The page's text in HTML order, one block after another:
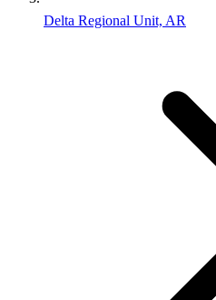
Delta Regional Unit, AR